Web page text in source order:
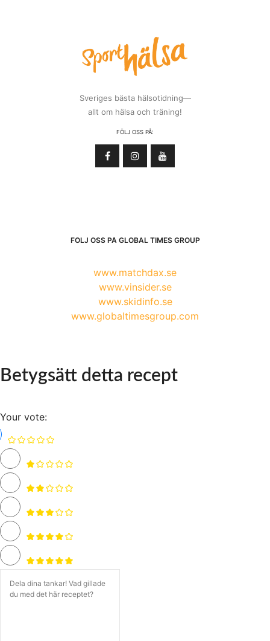
Sveriges bästa hälsotidning—
allt om hälsa och träning!
FÖLJ OSS PÅ:
FÖLJ OSS PÅ GLOBAL TIMES GROUP
www.matchdax.se
www.vinsider.se
www.skidinfo.se
www.globaltimesgroup.com
Betygsätt detta recept
Your vote: